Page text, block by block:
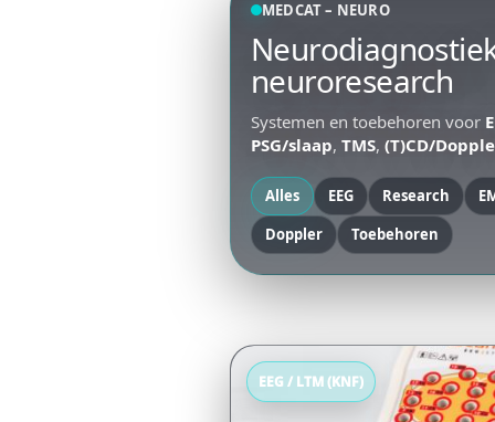
MEDCAT – NEURO
neuroresearch
Systemen en toebehoren voor
PSG/slaap, TMS, (T)CD/
Alles EEG Research
Doppler
Toebehoren
EEG / LTM (KNF)